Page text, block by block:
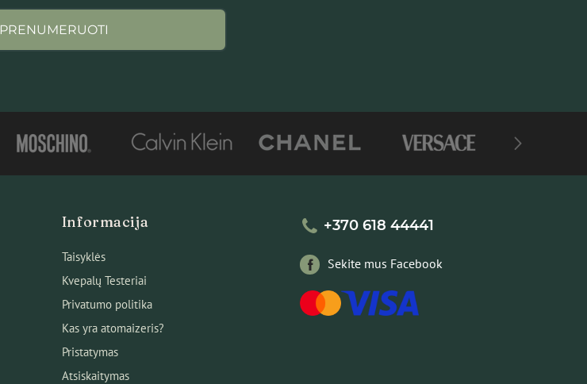
PRENUMERUOTI
Informacija
Taisyklės
Kvepalų Testeriai
Privatumo politika
Kas yra atomaizeris?
Pristatymas
Atsiskaitymas
+370 618 44441
Sekite mus Facebook